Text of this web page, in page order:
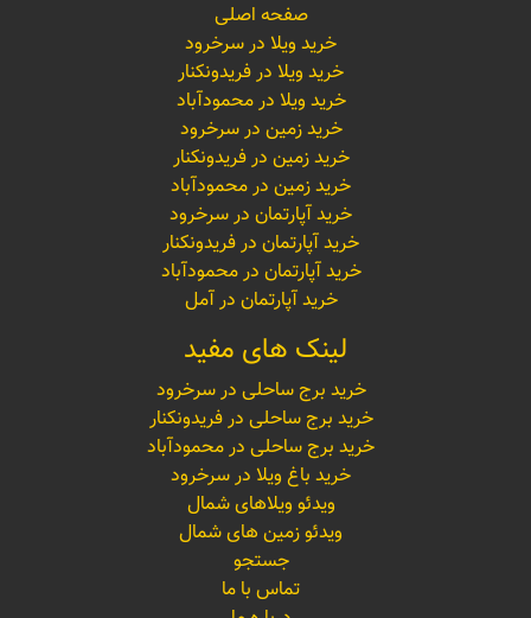
صفحه اصلی
خرید ویلا در سرخرود
خرید ویلا در فریدونکنار
خرید ویلا در محمودآباد
خرید زمین در سرخرود
خرید زمین در فریدونکنار
خرید زمین در محمودآباد
خرید آپارتمان در سرخرود
خرید آپارتمان در فریدونکنار
خرید آپارتمان در محمودآباد
خرید آپارتمان در آمل
لینک های مفید
خرید برج ساحلی در سرخرود
خرید برج ساحلی در فریدونکنار
خرید برج ساحلی در محمودآباد
خرید باغ ویلا در سرخرود
ویدئو ویلاهای شمال
ویدئو زمین های شمال
جستجو
تماس با ما